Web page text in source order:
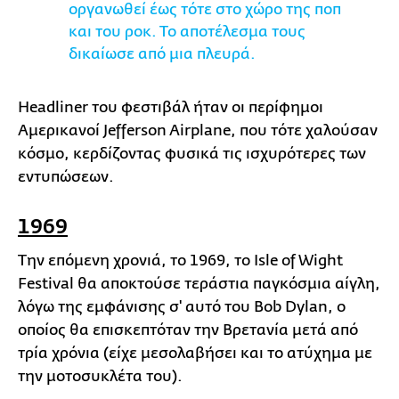
οργανωθεί έως τότε στο χώρο της ποπ
και του ροκ. Το αποτέλεσμα τους
δικαίωσε από μια πλευρά.
Headliner του φεστιβάλ ήταν οι περίφημοι
Αμερικανοί Jefferson Airplane, που τότε χαλούσαν
κόσμο, κερδίζοντας φυσικά τις ισχυρότερες των
εντυπώσεων.
1969
Την επόμενη χρονιά, το 1969, το Isle of Wight
Festival θα αποκτούσε τεράστια παγκόσμια αίγλη,
λόγω της εμφάνισης σ' αυτό του Bob Dylan, ο
οποίος θα επισκεπτόταν την Βρετανία μετά από
τρία χρόνια (είχε μεσολαβήσει και το ατύχημα με
την μοτοσυκλέτα του).